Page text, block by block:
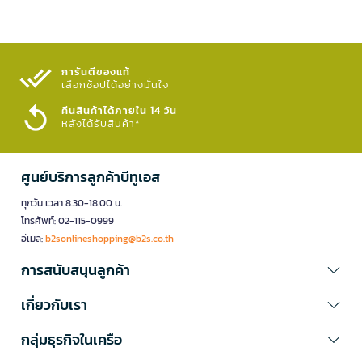
การันตีของแท้
เลือกช้อปได้อย่างมั่นใจ​
คืนสินค้าได้ภายใน 14 วัน
หลังได้รับสินค้า*
ศูนย์บริการลูกค้าบีทูเอส
ทุกวัน เวลา 8.30-18.00 น.
โทรศัพท์: 02-115-0999
อีเมล:b2sonlineshopping@b2s.co.th
การสนับสนุนลูกค้า
เกี่ยวกับเรา
กลุ่มธุรกิจในเครือ